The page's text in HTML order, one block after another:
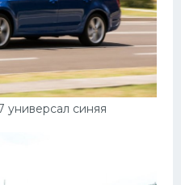
универсал синяя